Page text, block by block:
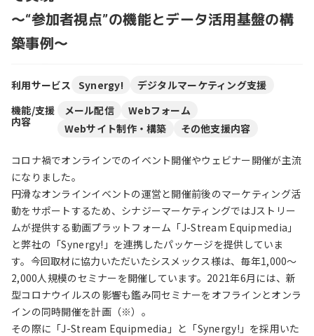
～“参加者視点”の機能とデータ活用基盤の構
築事例～
利用サービス Synergy!
デジタルマーケティング支援
機能/支援
内容
メール配信
Webフォーム
Webサイト制作・構築
その他支援内容
コロナ禍でオンラインでのイベント開催やウェビナー開催が主流
になりました。
円滑なオンラインイベントの運営と開催前後のマーケティング活
動をサポートするため、シナジーマーケティングではJストリー
ムが提供する動画プラットフォーム「J-Stream Equipmedia」
と弊社の「Synergy!」を連携したパッケージを提供していま
す。今回取材に協力いただいたシスメックス様は、毎年1,000～
2,000人規模のセミナーを開催しています。2021年6月には、新
型コロナウイルスの影響も鑑み同セミナーをオフラインとオンラ
インの同時開催を計画（※）。
その際に「J-Stream Equipmedia」と「Synergy!」を採用いた